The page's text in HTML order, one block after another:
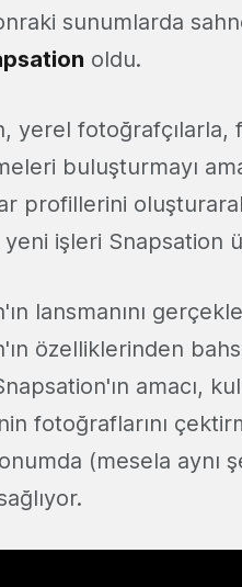
sunumlarda
oldu.
yerel fotoğrafçılarla,
buluşturmayı
profillerini
işleri Snapsation
lansmanını
özelliklerinden
amacı,
fotoğraflarını
(mesela aynı